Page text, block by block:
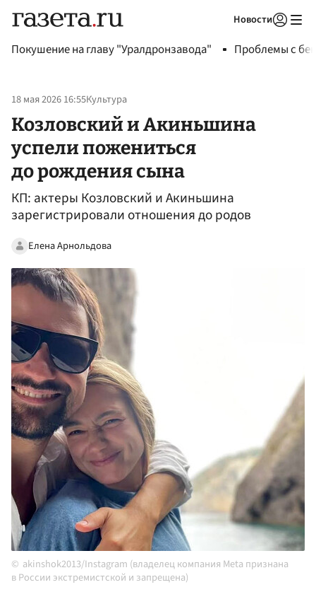
Новости
Покушение на главу "Уралдронзавода" Проблемы с
18 мая 2026 16:55Культура
Козловский и Акиньшина
успели пожениться
до рождения сына
КП: актеры Козловский и Акиньшина
зарегистрировали отношения до родов
Елена Арнольдова
akinshok2013/Instagram (владелец компания Meta признана
в России экстремистской и запрещена)